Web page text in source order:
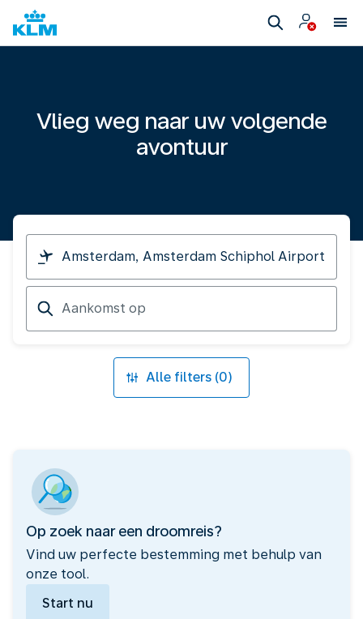
Vlieg weg naar uw volgende
avontuur
Ik
vertrek
van
Aankomst
op
Alle filters (0)
Op zoek naar een droomreis?
Vind uw perfecte bestemming met behulp van
onze tool.
Start nu